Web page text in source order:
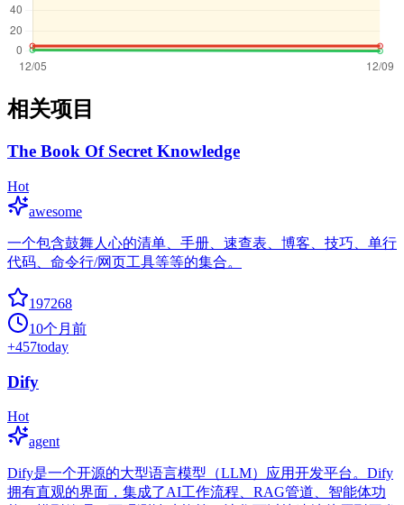
相关项目
The Book Of Secret Knowledge
Hot
awesome
一个包含鼓舞人心的清单、手册、速查表、博客、技巧、单行
代码、命令行/网页工具等等的集合。
197268
10个月前
+457today
Dify
Hot
agent
Dify是一个开源的大型语言模型（LLM）应用开发平台。Dify
拥有直观的界面，集成了AI工作流程、RAG管道、智能体功